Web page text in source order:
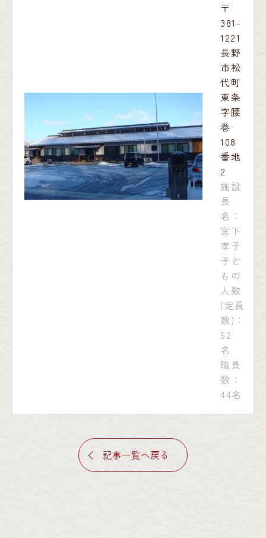
〒
381-
1221
長野
市松
代町
東条
字腰
巻
108
番地
2
施設
長
名：
宮下
孝子
子ど
もの
人数
(定員
数)：
52
名
職員
数：
44名
記事一覧へ戻る